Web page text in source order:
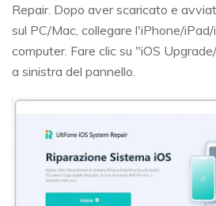
Repair. Dopo aver scaricato e
sul PC/Mac, collegare l'iPhone/
computer. Fare clic su "iOS
a sinistra del pannello.